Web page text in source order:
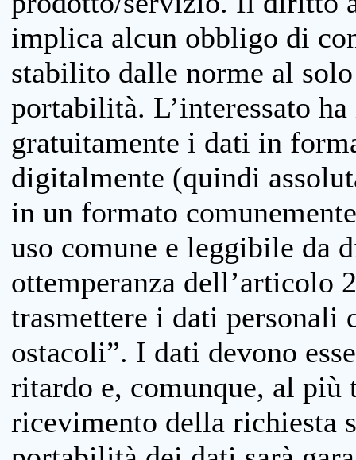
implica alcun obbligo di
stabilito dalle norme al
portabilità. L’interessato
gratuitamente i dati in
digitalmente (quindi
in un formato
uso comune e leggibile da
ottemperanza dell’articolo
trasmettere i dati personali
ostacoli”. I dati devono
ritardo e, comunque, al più
ricevimento della richiesta